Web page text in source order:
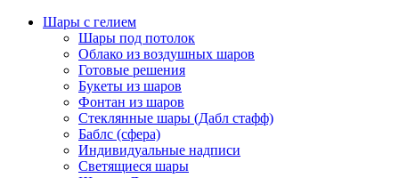
Шары с гелием
Шары под потолок
Облако из воздушных шаров
Готовые решения
Букеты из шаров
Фонтан из шаров
Стеклянные шары (Дабл стафф)
Баблс (сфера)
Индивидуальные надписи
Светящиеся шары